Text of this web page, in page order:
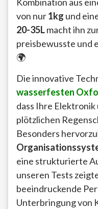
Kombination aus
von nur1kg und
20-35Lmacht ihn
preisbewusste und
🌍
Die innovative
wasserfesten
dass Ihre
plötzlichen
Besonders
eine strukturierte
unseren Tests
beeindruckende
Unterbringung von